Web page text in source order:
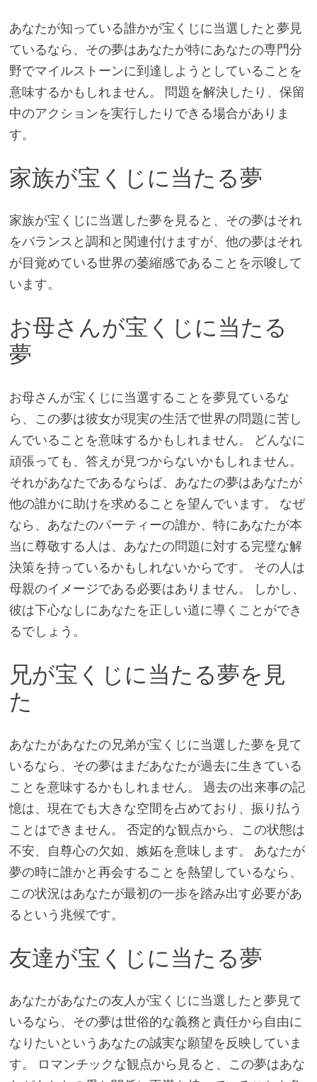
あなたが知っている誰かが宝くじに当選したと夢見
ているなら、その夢はあなたが特にあなたの専門分
野でマイルストーンに到達しようとしていることを
意味するかもしれません。 問題を解決したり、保留
中のアクションを実行したりできる場合がありま
す。
家族が宝くじに当たる夢
家族が宝くじに当選した夢を見ると、その夢はそれ
をバランスと調和と関連付けますが、他の夢はそれ
が目覚めている世界の萎縮感であることを示唆して
います。
お母さんが宝くじに当たる
夢
お母さんが宝くじに当選することを夢見ているな
ら、この夢は彼女が現実の生活で世界の問題に苦し
んでいることを意味するかもしれません。 どんなに
頑張っても、答えが見つからないかもしれません。
それがあなたであるならば、あなたの夢はあなたが
他の誰かに助けを求めることを望んでいます。 なぜ
なら、あなたのパーティーの誰か、特にあなたが本
当に尊敬する人は、あなたの問題に対する完璧な解
決策を持っているかもしれないからです。 その人は
母親のイメージである必要はありません。 しかし、
彼は下心なしにあなたを正しい道に導くことができ
るでしょう。
兄が宝くじに当たる夢を見
た
あなたがあなたの兄弟が宝くじに当選した夢を見て
いるなら、その夢はまだあなたが過去に生きている
ことを意味するかもしれません。 過去の出来事の記
憶は、現在でも大きな空間を占めており、振り払う
ことはできません。 否定的な観点から、この状態は
不安、自尊心の欠如、嫉妬を意味します。 あなたが
夢の時に誰かと再会することを熱望しているなら、
この状況はあなたが最初の一歩を踏み出す必要があ
るという兆候です。
友達が宝くじに当たる夢
あなたがあなたの友人が宝くじに当選したと夢見て
いるなら、その夢は世俗的な義務と責任から自由に
なりたいというあなたの誠実な願望を反映していま
す。 ロマンチックな観点から見ると、この夢はあな